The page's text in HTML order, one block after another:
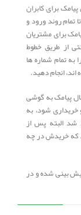
برای کابران
روند ورود و
برای مشتریان
از طریق خطوط
تمام شماره ها
انجام دهید.
پیامک به گوشی
شود، به
البته پس از
که خریدش در چه
بینی شده و در